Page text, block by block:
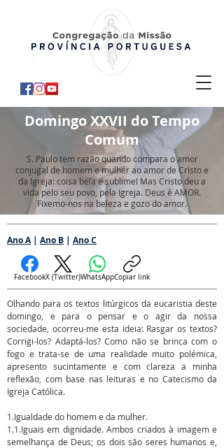
Domingo XXVII do Tempo
Comum
S. Paulo tem razão quando compara o amor
conjugal de homem e mulher ao amor de Cristo e
da Igreja: coisa bela e sublime! Mas Cristo deu a
vida pelo seu povo, pela Igreja. Deus é AMOR.
Fixemo-nos na beleza e gozo do amor.
Ano A| Ano B | Ano C
FacebookX (Twitter)WhatsAppCopiar link
Olhando para os textos litúrgicos da eucaristia deste
domingo, e para o pensar e o agir da nossa
sociedade, ocorreu-me esta ideia: Rasgar os textos?
Corrigi-los? Adaptá-los? Como não se brinca com o
fogo e trata-se de uma realidade muito polémica,
apresento sucintamente e com clareza a minha
reflexão, com base nas leituras e no Catecismo da
Igreja Católica.
1.Igualdade do homem e da mulher.
1.1.Iguais em dignidade. Ambos criados à imagem e
semelhança de Deus; os dois são seres humanos e,